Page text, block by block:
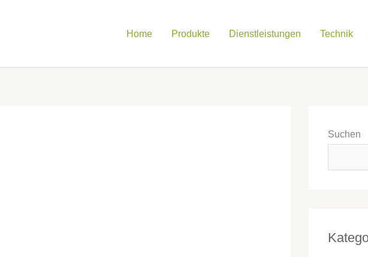
Home Produkte Dienstleistungen Technik
Suchen